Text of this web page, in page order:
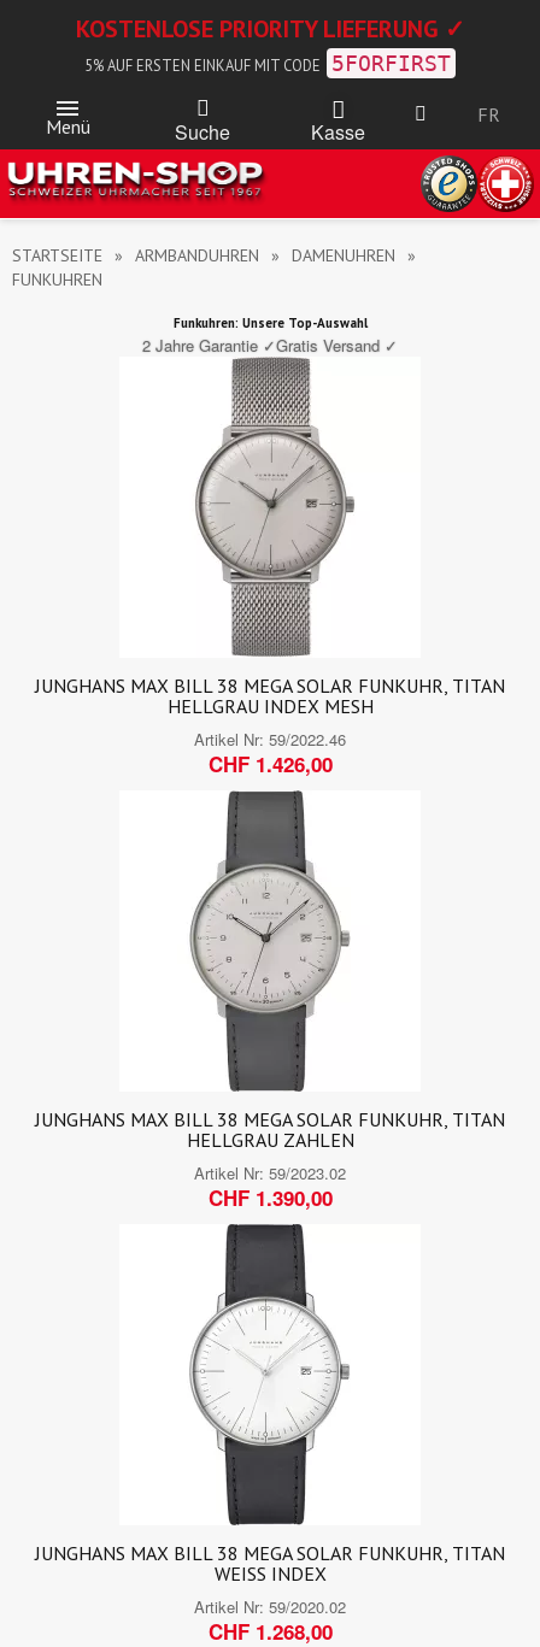
KOSTENLOSE PRIORITY LIEFERUNG ✓
5% AUF ERSTEN EINKAUF MIT CODE 5FORFIRST
Menü Suche Kasse
FR
STARTSEITE ARMBANDUHREN
DAMENUHREN
FUNKUHREN
Funkuhren: Unsere Top-Auswahl
2 Jahre Garantie ✓Gratis Versand ✓
JUNGHANS MAX BILL 38 MEGA SOLAR FUNKUHR, TITAN
HELLGRAU INDEX MESH
Artikel Nr: 59/2022.46
CHF 1.426,00
JUNGHANS MAX BILL 38 MEGA SOLAR FUNKUHR, TITAN
HELLGRAU ZAHLEN
Artikel Nr: 59/2023.02
CHF 1.390,00
JUNGHANS MAX BILL 38 MEGA SOLAR FUNKUHR, TITAN
WEISS INDEX
Artikel Nr: 59/2020.02
CHF 1.268,00